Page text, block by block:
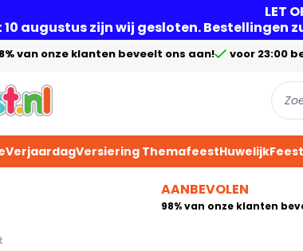
LET
10 augustus zijn wij gesloten. Bestellingen
van onze klanten beveelt ons aan! voor 23:00
VerjaardagVersiering ThemafeestHuwelijk
AANBEVOLEN
98% van onze klanten